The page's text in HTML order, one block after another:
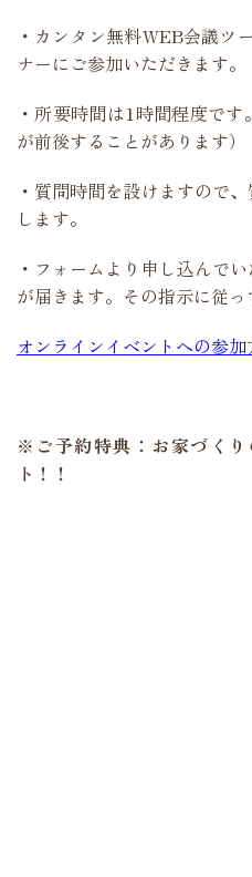
・カンタン無料WEB会議ツ
ナーにご参加いただきます。
・所要時間は1時間程度で
が前後することがあります）
・質問時間を設けますので
します。
・フォームより申し込んで
が届きます。その指示に従っ
オンラインイベントへの参加
※ご予約特典：お家づく
ト！！